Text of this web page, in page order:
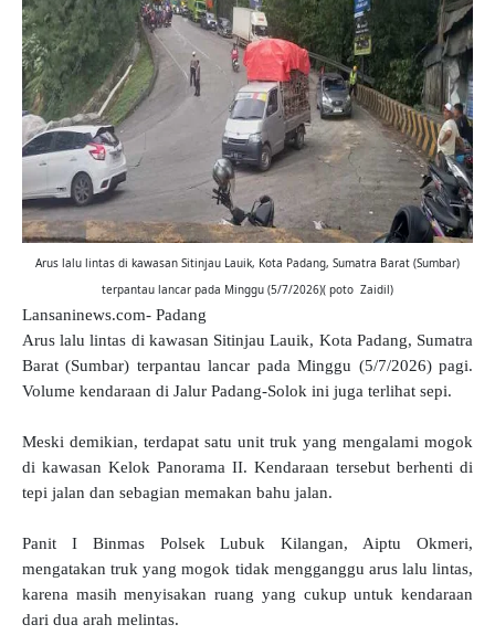
Arus lalu lintas di kawasan Sitinjau Lauik, Kota Padang, Sumatra Barat (Sumbar)
terpantau lancar pada Minggu (5/7/2026)( poto Zaidil)
Lansaninews.com- Padang
Arus lalu lintas di kawasan Sitinjau Lauik, Kota Padang, Sumatra
Barat (Sumbar) terpantau lancar pada Minggu (5/7/2026) pagi.
Volume kendaraan di Jalur Padang-Solok ini juga terlihat sepi.
Meski demikian, terdapat satu unit truk yang mengalami mogok
di kawasan Kelok Panorama II. Kendaraan tersebut berhenti di
tepi jalan dan sebagian memakan bahu jalan.
Panit I Binmas Polsek Lubuk Kilangan, Aiptu Okmeri,
mengatakan truk yang mogok tidak mengganggu arus lalu lintas,
karena masih menyisakan ruang yang cukup untuk kendaraan
dari dua arah melintas.